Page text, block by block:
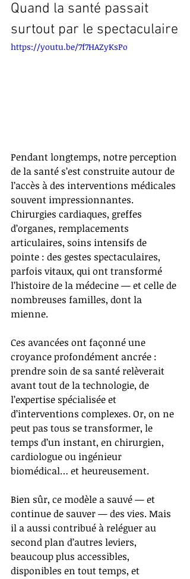
Quand la santé passait
surtout par le spectaculaire
https://youtu.be/7f7HAZyKsPo
Pendant longtemps, notre perception
de la santé s’est construite autour de
l’accès à des interventions médicales
souvent impressionnantes.
Chirurgies cardiaques, greffes
d’organes, remplacements
articulaires, soins intensifs de
pointe : des gestes spectaculaires,
parfois vitaux, qui ont transformé
l’histoire de la médecine — et celle de
nombreuses familles, dont la
mienne.
Ces avancées ont façonné une
croyance profondément ancrée :
prendre soin de sa santé relèverait
avant tout de la technologie, de
l’expertise spécialisée et
d’interventions complexes. Or, on ne
peut pas tous se transformer, le
temps d’un instant, en chirurgien,
cardiologue ou ingénieur
biomédical… et heureusement.
Bien sûr, ce modèle a sauvé — et
continue de sauver — des vies. Mais
il a aussi contribué à reléguer au
second plan d’autres leviers,
beaucoup plus accessibles,
disponibles en tout temps, et